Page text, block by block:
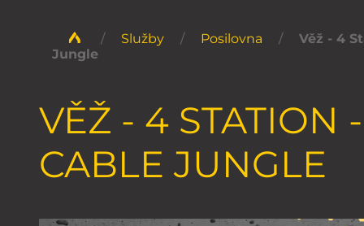
/ Služby / Posilovna /
Věž - 4
Jungle
VĚŽ - 4 STATION -
CABLE JUNGLE